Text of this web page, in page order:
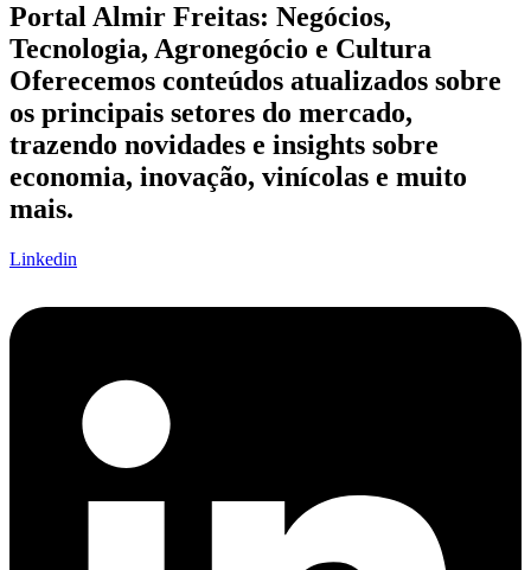
Portal Almir Freitas: Negócios,
Tecnologia, Agronegócio e Cultura
Oferecemos conteúdos atualizados sobre
os principais setores do mercado,
trazendo novidades e insights sobre
economia, inovação, vinícolas e muito
mais.
Linkedin